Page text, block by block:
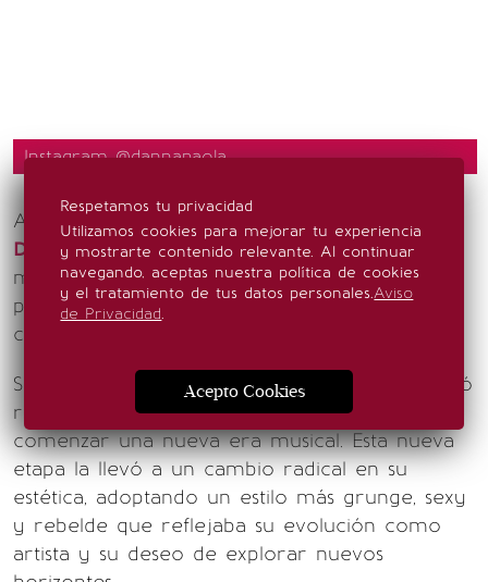
Instagram @dannapaola
A pesar del éxito musical que acompañó a
Dannadesde su regreso a la música, hubo un
momento en el que sintió que estaba
perdiendo el control creativo sobre sus
canciones y conceptos musicales.
Sin embargo, en un giro determinante, decidió
retomar las riendas de su carrera artística y
comenzar una nueva era musical. Esta nueva
etapa la llevó a un cambio radical en su
estética, adoptando un estilo más grunge, sexy
y rebelde que reflejaba su evolución como
artista y su deseo de explorar nuevos
Respetamos tu privacidad
Utilizamos cookies para mejorar tu experiencia
y mostrarte contenido relevante. Al continuar
navegando, aceptas nuestra política de cookies
y el tratamiento de tus datos personales.Aviso
de Privacidad.
Acepto Cookies